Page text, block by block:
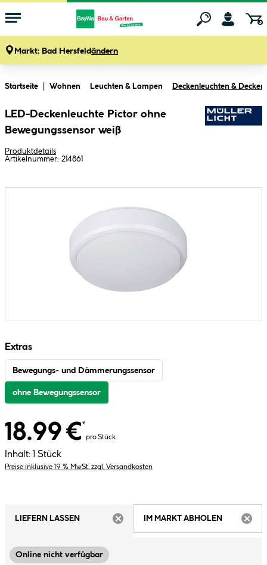
Markt: Bad Hersfeldändern
Startseite Wohnen Leuchten & Lampen Deckenleuchten &
LED-Deckenleuchte Pictor ohne
Bewegungssensor weiß
Produktdetails
Artikelnummer: 214861
Extras
Bewegungs- und Dämmerungssensor
ohne Bewegungssensor
18.99 €*
pro Stück
Inhalt: 1 Stück
Preise inklusive 19 % MwSt. zzgl. Versandkosten
LIEFERN LASSEN
IM MARKT ABHOLEN
Online nicht verfügbar